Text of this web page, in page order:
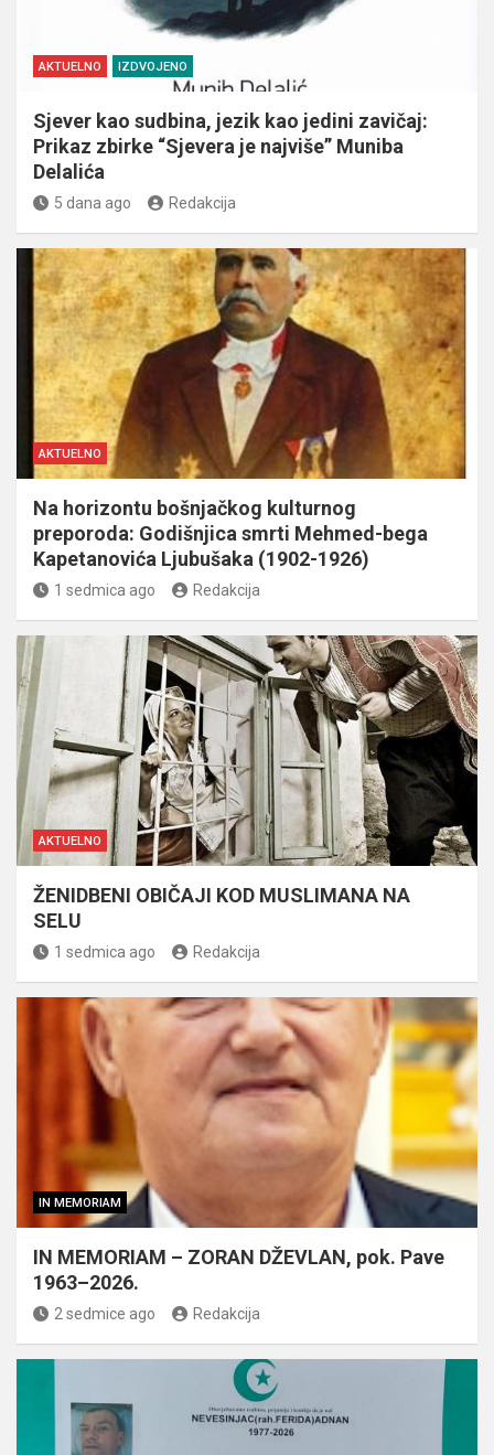
AKTUELNO IZDVOJENO
Sjever kao sudbina, jezik kao jedini zavičaj:
Prikaz zbirke “Sjevera je najviše” Muniba
Delalića
5 dana ago Redakcija
AKTUELNO
Na horizontu bošnjačkog kulturnog
preporoda: Godišnjica smrti Mehmed-bega
Kapetanovića Ljubušaka (1902-1926)
1 sedmica ago Redakcija
AKTUELNO
ŽENIDBENI OBIČAJI KOD MUSLIMANA NA
SELU
1 sedmica ago Redakcija
IN MEMORIAM
IN MEMORIAM – ZORAN DŽEVLAN, pok. Pave
1963–2026.
2 sedmice ago Redakcija